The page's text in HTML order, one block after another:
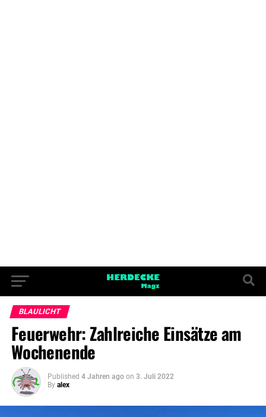
BLAULICHT
Feuerwehr: Zahlreiche Einsätze am
Wochenende
Published 4 Jahren ago on 3. Juli 2022
By alex